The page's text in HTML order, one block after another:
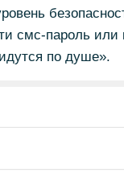
смс-пароль или
по душе».